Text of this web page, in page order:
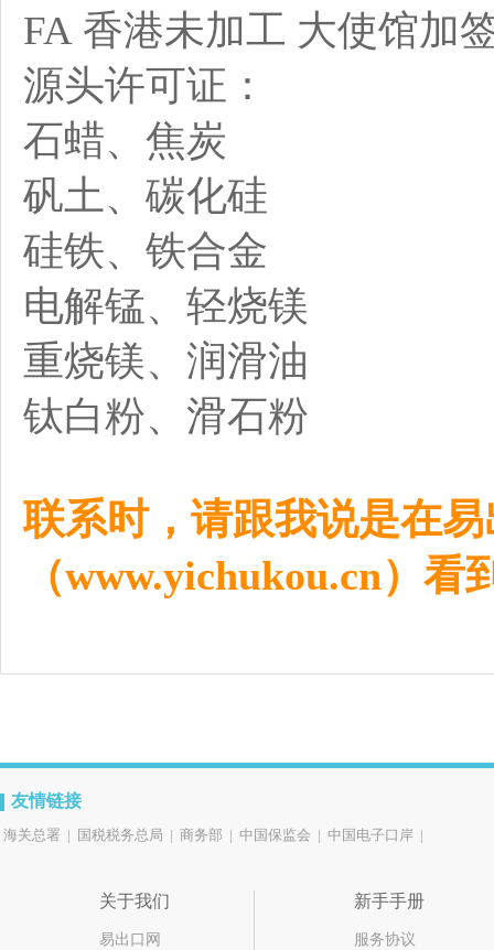
FA 香港未加工 大使馆加
源头许可证：
石蜡、焦炭
矾土、碳化硅
硅铁、铁合金
电解锰、轻烧镁
重烧镁、润滑油
钛白粉、滑石粉
联系时，请跟我说是在
（www.yichukou.cn）看
友情链接
海关总署 | 国税税务总局 | 商务部 | 中国保监会 | 中国电子口岸 |
关于我们
易出口网
新手手册
服务协议